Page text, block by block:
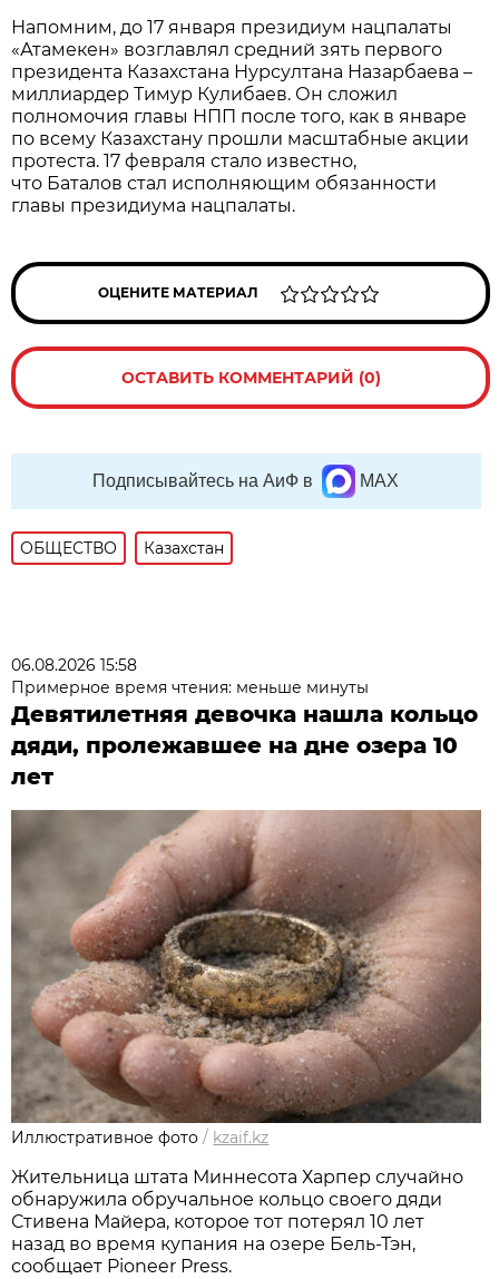
Напомним, до 17 января президиум нацпалаты
«Атамекен» возглавлял средний зять первого
президента Казахстана Нурсултана Назарбаева –
миллиардер Тимур Кулибаев. Он сложил
полномочия главы НПП после того, как в январе
по всему Казахстану прошли масштабные акции
протеста. 17 февраля стало известно,
что Баталов стал исполняющим обязанности
главы президиума нацпалаты.
ОЦЕНИТЕ МАТЕРИАЛ
ОСТАВИТЬ КОММЕНТАРИЙ (0)
Подписывайтесь на АиФ в MAX
ОБЩЕСТВО Казахстан
06.08.2026 15:58
Примерное время чтения: меньше минуты
Девятилетняя девочка нашла кольцо
дяди, пролежавшее на дне озера 10
лет
Иллюстративное фото / kzaif.kz
Жительница штата Миннесота Харпер случайно
обнаружила обручальное кольцо своего дяди
Стивена Майера, которое тот потерял 10 лет
назад во время купания на озере Бель-Тэн,
сообщает Pioneer Press.